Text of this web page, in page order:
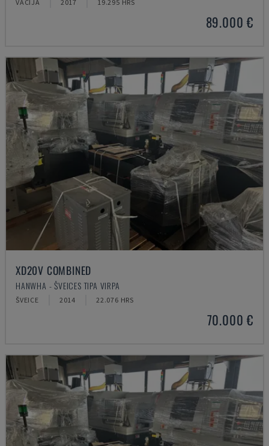
VĀCIJA 2017 19.295 HRS
89.000 €
XD20V COMBINED
HANWHA - ŠVEICES TIPA VIRPA
ŠVEICE 2014 22.076 HRS
70.000 €